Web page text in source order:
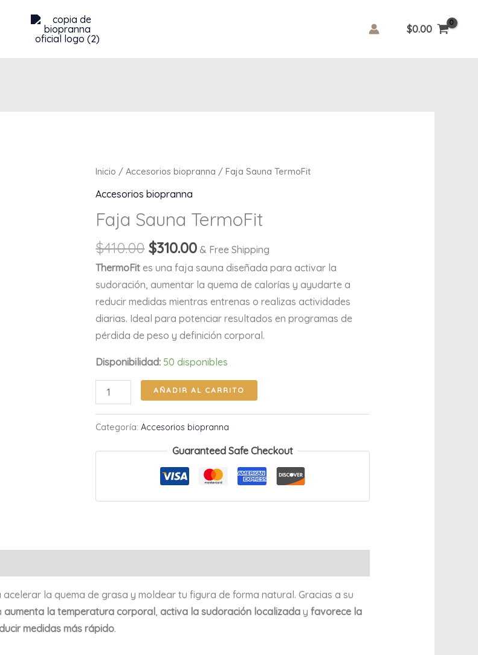
$0.00
Inicio /Accesorios biopranna / Faja Sauna TermoFit
Accesorios biopranna
Faja Sauna TermoFit
$410.00
Original
price
was:
$410.00.
$310.00
Current
$310.00.
& Free Shipping
ThermoFit es una faja sauna diseñada para activar la
sudoración, aumentar la quema de calorías y ayudarte a
reducir medidas mientras entrenas o realizas actividades
diarias. Ideal para potenciar resultados en programas de
pérdida de peso y definición corporal.
Disponibilidad: 50 disponibles
Faja
Sauna
cantidad
AÑADIR AL CARRITO
Categoría:Accesorios biopranna
Guaranteed Safe Checkout
la quema de grasa y moldear tu figura de forma natural. Gracias a su
aumenta la temperatura corporal, activa la sudoración localizaday favorece la
medidas más rápido.